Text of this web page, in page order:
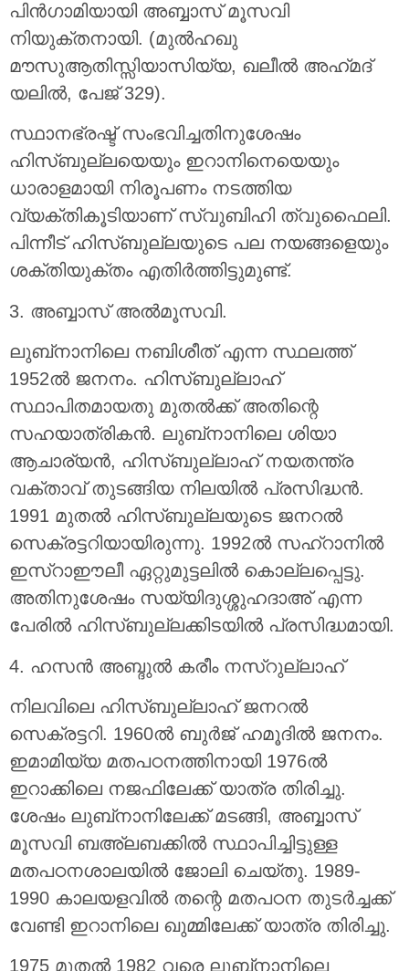
പിൻഗാമിയായി അബ്ബാസ് മൂസവി
നിയുക്തനായി. (മുൽഹഖു
മൗസുആതിസ്സിയാസിയ്യ, ഖലീൽ അഹ്‌മദ്
യലിൽ, പേജ് 329).
സ്ഥാനഭ്രഷ്ട് സംഭവിച്ചതിനുശേഷം
ഹിസ്ബുല്ലയെയും ഇറാനിനെയെയും
ധാരാളമായി നിരൂപണം നടത്തിയ
വ്യക്തികൂടിയാണ് സ്വുബിഹി ത്വുഫൈലി.
പിന്നീട് ഹിസ്ബുല്ലയുടെ പല നയങ്ങളെയും
ശക്തിയുക്തം എതിർത്തിട്ടുമുണ്ട്.
3. അബ്ബാസ് അൽമൂസവി.
ലുബ്‌നാനിലെ നബിശീത് എന്ന സ്ഥലത്ത്
1952ൽ ജനനം. ഹിസ്ബുല്ലാഹ്
സ്ഥാപിതമായതു മുതൽക്ക് അതിന്റെ
സഹയാത്രികൻ. ലുബ്‌നാനിലെ ശിയാ
ആചാര്യൻ, ഹിസ്ബുല്ലാഹ് നയതന്ത്ര
വക്താവ് തുടങ്ങിയ നിലയിൽ പ്രസിദ്ധൻ.
1991 മുതൽ ഹിസ്ബുല്ലയുടെ ജനറൽ
സെക്രട്ടറിയായിരുന്നു. 1992ൽ സഹ്‌റാനിൽ
ഇസ്‌റാഈലീ ഏറ്റുമുട്ടലിൽ കൊല്ലപ്പെട്ടു.
അതിനുശേഷം സയ്യിദുശ്ശുഹദാഅ് എന്ന
പേരിൽ ഹിസ്ബുല്ലക്കിടയിൽ പ്രസിദ്ധമായി.
4. ഹസൻ അബ്ദുൽ കരീം നസ്‌റുല്ലാഹ്
നിലവിലെ ഹിസ്ബുല്ലാഹ് ജനറൽ
സെക്രട്ടറി. 1960ൽ ബുർജ് ഹമൂദിൽ ജനനം.
ഇമാമിയ്യ മതപഠനത്തിനായി 1976ൽ
ഇറാക്കിലെ നജഫിലേക്ക് യാത്ര തിരിച്ചു.
ശേഷം ലുബ്‌നാനിലേക്ക് മടങ്ങി, അബ്ബാസ്
മൂസവി ബഅ്‌ലബക്കിൽ സ്ഥാപിച്ചിട്ടുള്ള
മതപഠനശാലയിൽ ജോലി ചെയ്തു. 1989-
1990 കാലയളവിൽ തന്റെ മതപഠന തുടർച്ചക്ക്
വേണ്ടി ഇറാനിലെ ഖുമ്മിലേക്ക് യാത്ര തിരിച്ചു.
1975 മുതൽ 1982 വരെ ലുബ്‌നാനിലെ